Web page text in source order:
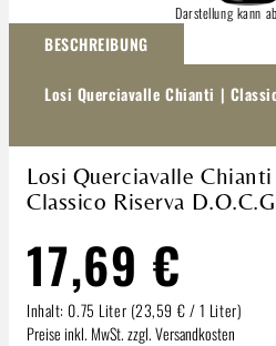
Darstellung kann
BESCHREIBUNG
Losi Querciavalle Chianti |
Losi Querciavalle Chianti |
Classico Riserva
17,69 €
Inhalt: 0.75 Liter (23,59 € / 1 Liter)
Preise inkl. MwSt. zzgl. Versandkosten